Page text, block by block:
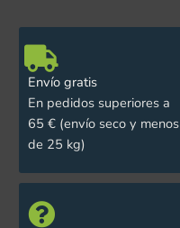
Envío gratis
En pedidos superiores a
65 € (envío seco y menos
de 25 kg)